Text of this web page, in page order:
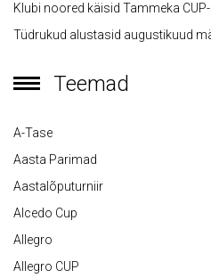
Klubi noored käisid Tammeka CUP-il
Tüdrukud alustasid augustikuud
Teemad
A-Tase
Aasta Parimad
Aastalõputurniir
Alcedo Cup
Allegro
Allegro CUP